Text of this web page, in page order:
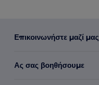
Επικοινωνήστε μαζί μας
Ας σας βοηθήσουμε